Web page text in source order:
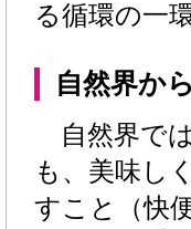
る循環の一
自然界か
自然界で
も、美味し
すこと（快